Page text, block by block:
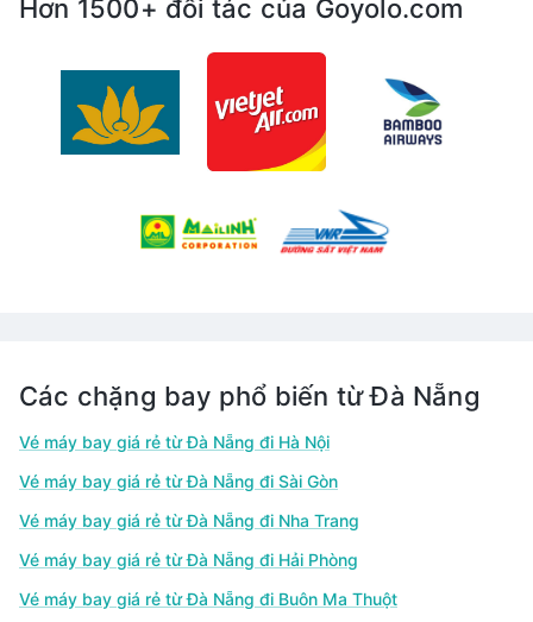
Hơn 1500+ đối tác của Goyolo.com
Các chặng bay phổ biến từ Đà Nẵng
Vé máy bay giá rẻ từ Đà Nẵng đi Hà Nội
Vé máy bay giá rẻ từ Đà Nẵng đi Sài Gòn
Vé máy bay giá rẻ từ Đà Nẵng đi Nha Trang
Vé máy bay giá rẻ từ Đà Nẵng đi Hải Phòng
Vé máy bay giá rẻ từ Đà Nẵng đi Buôn Ma Thuột